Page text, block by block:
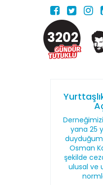
3202
yana 25
Osman
şekilde
ulusal ve